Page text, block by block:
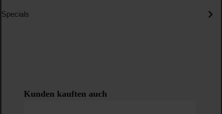
Specials
Produktgalerie überspringen
Kunden kauften auch